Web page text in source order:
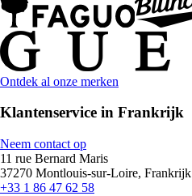
Ontdek al onze merken
Klantenservice in Frankrijk
Neem contact op
11 rue Bernard Maris
37270 Montlouis-sur-Loire, Frankrijk
+33 1 86 47 62 58